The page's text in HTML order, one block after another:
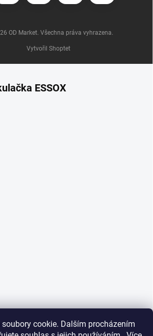
cookie. Dalším procházením
Vytvořil Shoptet
OD Market. Všechna práva vyhrazena.
ESSOX